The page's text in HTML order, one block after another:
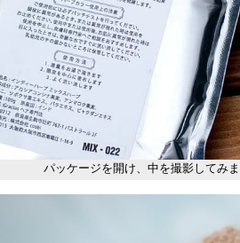
パッケージを開け、中を撮影してみ